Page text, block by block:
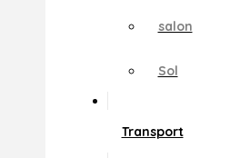
salon
Sol
Transport